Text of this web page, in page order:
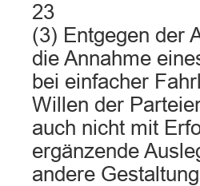
23
(3) Entgegen der
die Annahme
bei einfacher
Willen der
auch nicht mit
ergänzende
andere